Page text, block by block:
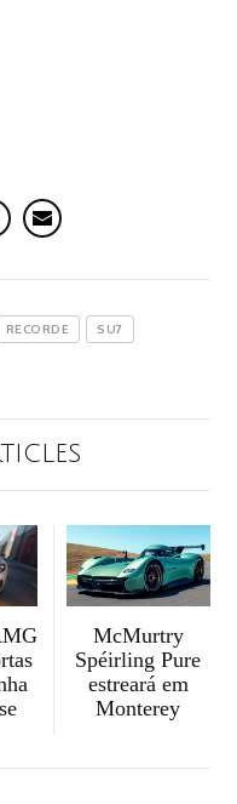
RECORDE SU7
McMurtry
Spéirling Pure
estreará em
Monterey